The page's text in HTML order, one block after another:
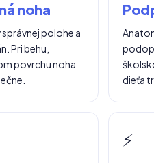
noha
polohe a
Pri behu,
povrchu noha
dieťa
⚡